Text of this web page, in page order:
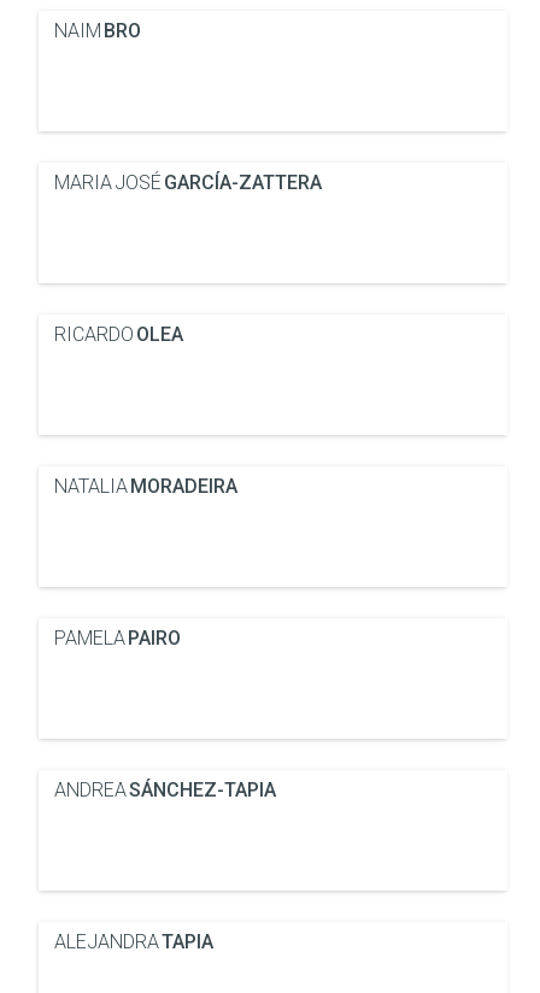
NAIM BRO
MARIA JOSÉ GARCÍA-ZATTERA
RICARDO OLEA
NATALIAMORADEIRA
PAMELAPAIRO
ANDREASÁNCHEZ-TAPIA
ALEJANDRATAPIA